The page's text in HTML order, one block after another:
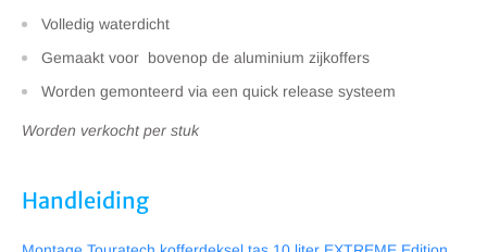
Volledig waterdicht
Gemaakt voor bovenop de aluminium zijkoffers
Worden gemonteerd via een quick release systeem
Worden verkocht per stuk
Handleiding